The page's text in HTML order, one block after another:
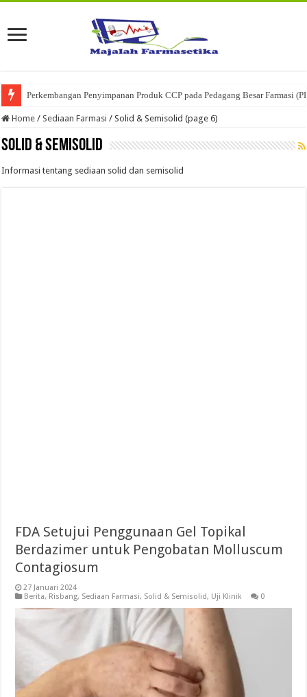
Perkembangan Penyimpanan Produk CCP pada Pedagang Besar Farmasi
Ketika Obat Menunggu Keputusan: Mengenal Peran Karantina Produk
Home / Sediaan Farmasi / Solid & Semisolid (page 6)
Solid & Semisolid
Informasi tentang sediaan solid dan semisolid
FDA Setujui Penggunaan Gel Topikal
Berdazimer untuk Pengobatan Molluscum
Contagiosum
27 Januari 2024
Berita, Risbang, Sediaan Farmasi, Solid & Semisolid, Uji Klinik 0